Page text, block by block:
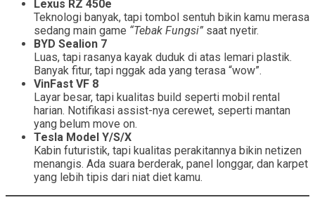
Lexus RZ 450e
Teknologi banyak, tapi tombol sentuh bikin kamu merasa
sedang main game “Tebak Fungsi” saat nyetir.
BYD Sealion 7
Luas, tapi rasanya kayak duduk di atas lemari plastik.
Banyak fitur, tapi nggak ada yang terasa “wow”.
VinFast VF 8
Layar besar, tapi kualitas build seperti mobil rental
harian. Notifikasi assist-nya cerewet, seperti mantan
yang belum move on.
Tesla Model Y/S/X
Kabin futuristik, tapi kualitas perakitannya bikin netizen
menangis. Ada suara berderak, panel longgar, dan karpet
yang lebih tipis dari niat diet kamu.